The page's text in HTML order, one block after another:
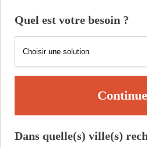
Quel est votre besoin ?
Dans quelle(s) ville(s)